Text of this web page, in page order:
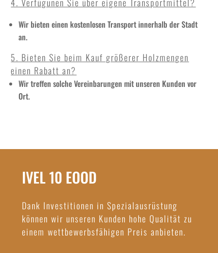
Wir bieten einen kostenlosen Transport innerhalb der Stadt
an.
5. Bieten Sie beim Kauf größerer Holzmengen
einen Rabatt an?
Wir treffen solche Vereinbarungen mit unseren Kunden vor
Ort.
IVEL 10 EOOD
Dank Investitionen in Spezialausrüstung
können wir unseren Kunden hohe Qualität zu
einem wettbewerbsfähigen Preis anbieten.